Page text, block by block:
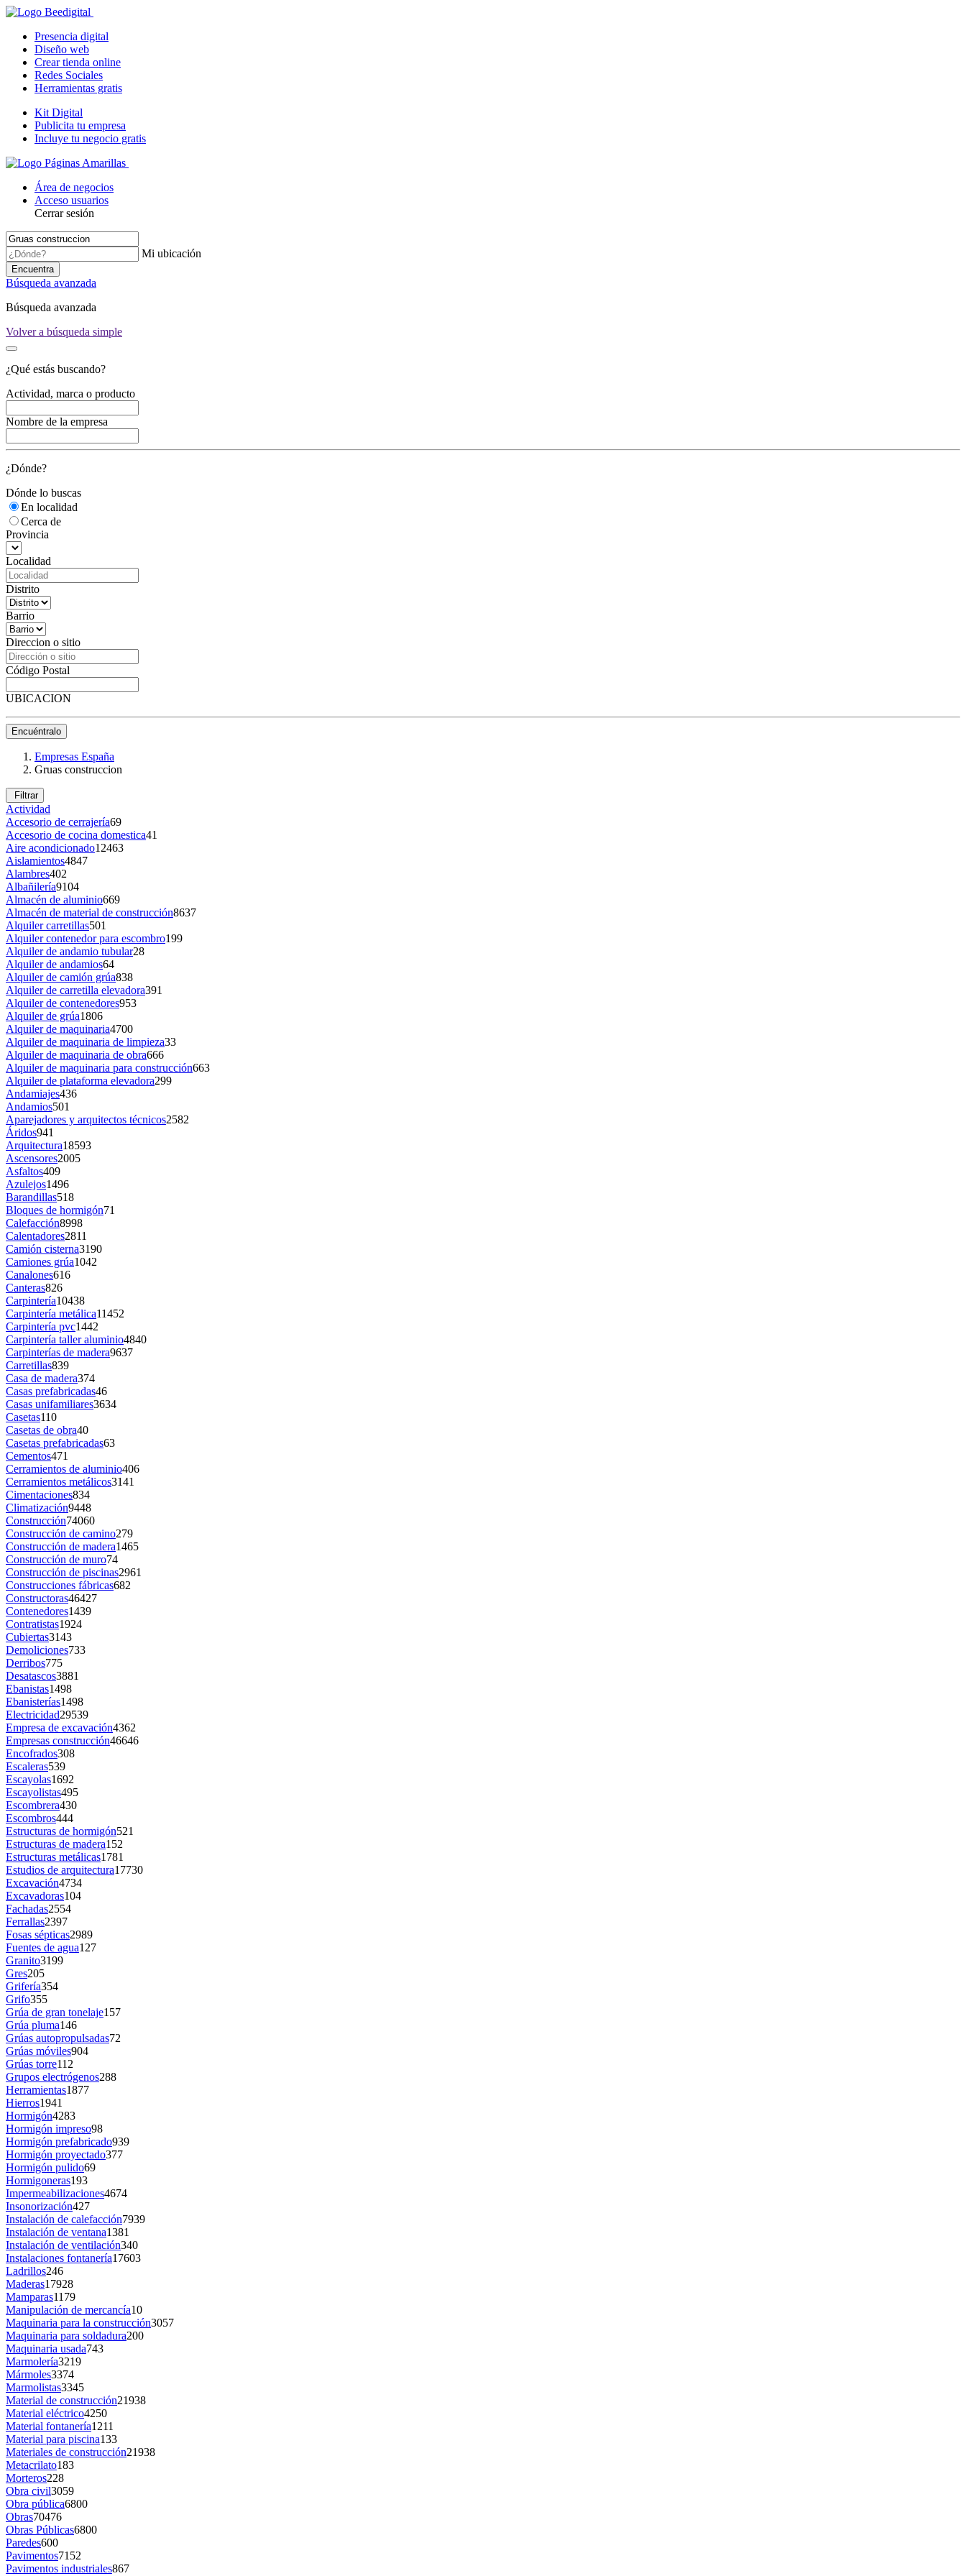
Presencia digital
Diseño web
Crear tienda online
Redes Sociales
Herramientas gratis
Kit Digital
Publicita tu empresa
Incluye tu negocio gratis
Área de negocios
Acceso usuarios
Cerrar sesión
Mi ubicación
Encuentra
Búsqueda avanzada
Búsqueda avanzada
Volver a búsqueda simple
¿Qué estás buscando?
Actividad, marca o producto
Nombre de la empresa
¿Dónde?
Dónde lo buscas
En localidad
Cerca de
Provincia
Localidad
Distrito
Barrio
Direccion o sitio
Código Postal
UBICACION
Encuéntralo
Empresas España
Gruas construccion
Filtrar
Actividad
Accesorio de cerrajería69
Accesorio de cocina domestica41
Aire acondicionado12463
Aislamientos4847
Alambres402
Albañilería9104
Almacén de aluminio669
Almacén de material de construcción8637
Alquiler carretillas501
Alquiler contenedor para escombro199
Alquiler de andamio tubular28
Alquiler de andamios64
Alquiler de camión grúa838
Alquiler de carretilla elevadora391
Alquiler de contenedores953
Alquiler de grúa1806
Alquiler de maquinaria4700
Alquiler de maquinaria de limpieza33
Alquiler de maquinaria de obra666
Alquiler de maquinaria para construcción663
Alquiler de plataforma elevadora299
Andamiajes436
Andamios501
Aparejadores y arquitectos técnicos2582
Áridos941
Arquitectura18593
Ascensores2005
Asfaltos409
Azulejos1496
Barandillas518
Bloques de hormigón71
Calefacción8998
Calentadores2811
Camión cisterna3190
Camiones grúa1042
Canalones616
Canteras826
Carpintería10438
Carpintería metálica11452
Carpintería pvc1442
Carpintería taller aluminio4840
Carpinterías de madera9637
Carretillas839
Casa de madera374
Casas prefabricadas46
Casas unifamiliares3634
Casetas110
Casetas de obra40
Casetas prefabricadas63
Cementos471
Cerramientos de aluminio406
Cerramientos metálicos3141
Cimentaciones834
Climatización9448
Construcción74060
Construcción de camino279
Construcción de madera1465
Construcción de muro74
Construcción de piscinas2961
Construcciones fábricas682
Constructoras46427
Contenedores1439
Contratistas1924
Cubiertas3143
Demoliciones733
Derribos775
Desatascos3881
Ebanistas1498
Ebanisterías1498
Electricidad29539
Empresa de excavación4362
Empresas construcción46646
Encofrados308
Escaleras539
Escayolas1692
Escayolistas495
Escombrera430
Escombros444
Estructuras de hormigón521
Estructuras de madera152
Estructuras metálicas1781
Estudios de arquitectura17730
Excavación4734
Excavadoras104
Fachadas2554
Ferrallas2397
Fosas sépticas2989
Fuentes de agua127
Granito3199
Gres205
Grifería354
Grifo355
Grúa de gran tonelaje157
Grúa pluma146
Grúas autopropulsadas72
Grúas móviles904
Grúas torre112
Grupos electrógenos288
Herramientas1877
Hierros1941
Hormigón4283
Hormigón impreso98
Hormigón prefabricado939
Hormigón proyectado377
Hormigón pulido69
Hormigoneras193
Impermeabilizaciones4674
Insonorización427
Instalación de calefacción7939
Instalación de ventana1381
Instalación de ventilación340
Instalaciones fontanería17603
Ladrillos246
Maderas17928
Mamparas1179
Manipulación de mercancía10
Maquinaria para la construcción3057
Maquinaria para soldadura200
Maquinaria usada743
Marmolería3219
Mármoles3374
Marmolistas3345
Material de construcción21938
Material eléctrico4250
Material fontanería1211
Material para piscina133
Materiales de construcción21938
Metacrilato183
Morteros228
Obra civil3059
Obra pública6800
Obras70476
Obras Públicas6800
Paredes600
Pavimentos7152
Pavimentos industriales867